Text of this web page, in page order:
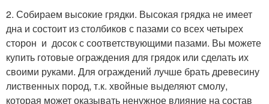
2. Собираем высокие грядки. Высокая грядка не имеет
дна и состоит из столбиков с пазами со всех четырех
сторон и досок с соответствующими пазами. Вы можете
купить готовые ограждения для грядок или сделать их
своими руками. Для ограждений лучше брать древесину
лиственных пород, т.к. хвойные выделяют смолу,
которая может оказывать ненужное влияние на состав